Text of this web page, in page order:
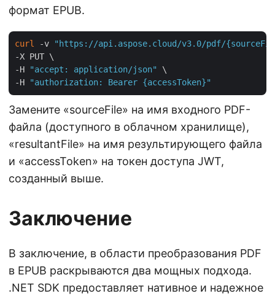
формат EPUB.
curl -v
"https://api.aspose.cloud/v3.0/pdf/
-X PUT \
-H
"accept: application/json"
\
-H
"authorization: Bearer {accessToken}"
Замените «sourceFile» на имя входного PDF-
файла (доступного в облачном хранилище),
«resultantFile» на имя результирующего файла
и «accessToken» на токен доступа JWT,
созданный выше.
Заключение
В заключение, в области преобразования PDF
в EPUB раскрываются два мощных подхода.
.NET SDK предоставляет нативное и надежное